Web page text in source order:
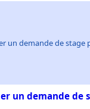
un demande de stage
un demande de